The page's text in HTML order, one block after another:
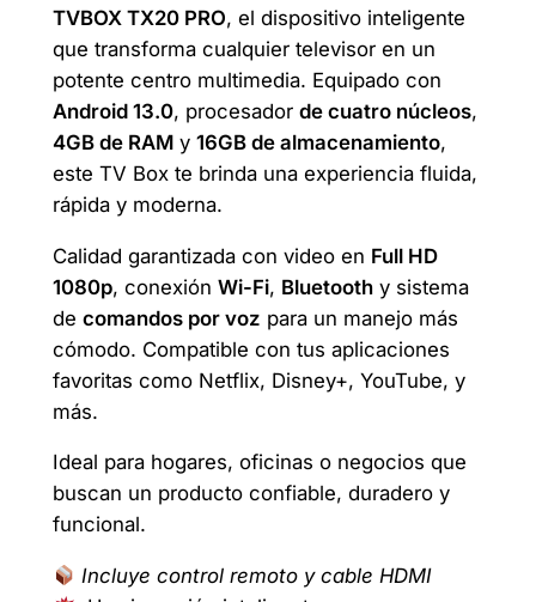
a
l
e
r
a
$
1
0
,
0
.
e
s
:
$
,
0
0
TVBOX TX20 PRO, el dispositivo inteligente
que transforma cualquier televisor en un
potente centro multimedia. Equipado con
Android 13.0, procesador de cuatro núcleos,
4GB de RAMy 16GB de almacenamiento,
este TV Box te brinda una experiencia fluida,
rápida y moderna.
Calidad garantizada con video en Full HD
1080p, conexión Wi-Fi, Bluetoothy sistema
de comandos por voz para un manejo más
cómodo. Compatible con tus aplicaciones
favoritas como Netflix, Disney+, YouTube, y
más.
Ideal para hogares, oficinas o negocios que
buscan un producto confiable, duradero y
funcional.
Incluye control remoto y cable HDMI